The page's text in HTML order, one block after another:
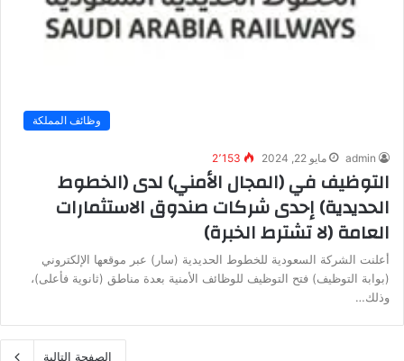
وظائف المملكة
admin مايو 22, 2024 2٬153
التوظيف في (المجال الأمني) لدى (الخطوط
الحديدية) إحدى شركات صندوق الاستثمارات
العامة (لا تشترط الخبرة)
أعلنت الشركة السعودية للخطوط الحديدية (سار) عبر موقعها الإلكتروني
(بوابة التوظيف) فتح التوظيف للوظائف الأمنية بعدة مناطق (ثانوية فأعلى)،
وذلك…
الصفحة التالية